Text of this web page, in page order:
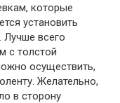
которые
установить
всего
с толстой
осуществить,
Желательно,
в сторону